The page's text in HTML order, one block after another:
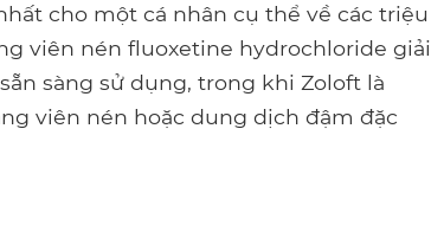
cho một cá nhân cụ thể về các triệu
viên nén fluoxetine hydrochloride giải
sàng sử dụng, trong khi Zoloft là
viên nén hoặc dung dịch đậm đặc